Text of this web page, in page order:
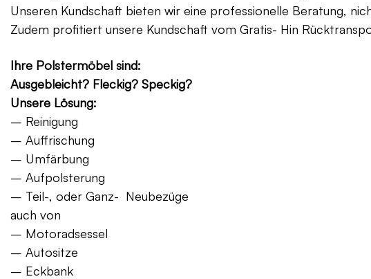
Unseren Kundschaft bieten wir eine professionelle Beratung,
Zudem profitiert unsere Kundschaft vom Gratis- Hin
Ihre Polstermöbel sind:
Ausgebleicht? Fleckig? Speckig?
Unsere Lösung:
– Reinigung
– Auffrischung
– Umfärbung
– Aufpolsterung
– Teil-, oder Ganz- Neubezüge
auch von
– Motoradsessel
– Autositze
– Eckbank